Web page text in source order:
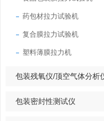
药包材拉力试验机
复合膜拉力试验机
塑料薄膜拉力机
包装残氧仪/顶空气体分析
包装密封性测试仪